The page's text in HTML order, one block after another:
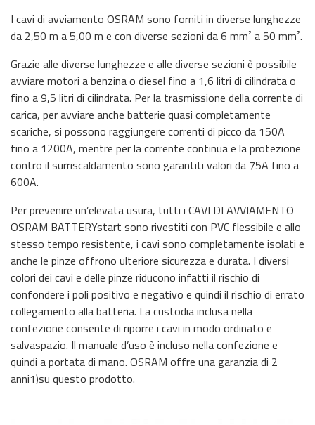
I cavi di avviamento OSRAM sono forniti in diverse lunghezze
da 2,50 m a 5,00 m e con diverse sezioni da 6 mm² a 50 mm².
Grazie alle diverse lunghezze e alle diverse sezioni è possibile
avviare motori a benzina o diesel fino a 1,6 litri di cilindrata o
fino a 9,5 litri di cilindrata. Per la trasmissione della corrente di
carica, per avviare anche batterie quasi completamente
scariche, si possono raggiungere correnti di picco da 150A
fino a 1200A, mentre per la corrente continua e la protezione
contro il surriscaldamento sono garantiti valori da 75A fino a
600A.
Per prevenire un’elevata usura, tutti i CAVI DI AVVIAMENTO
OSRAM BATTERYstart sono rivestiti con PVC flessibile e allo
stesso tempo resistente, i cavi sono completamente isolati e
anche le pinze offrono ulteriore sicurezza e durata. I diversi
colori dei cavi e delle pinze riducono infatti il rischio di
confondere i poli positivo e negativo e quindi il rischio di errato
collegamento alla batteria. La custodia inclusa nella
confezione consente di riporre i cavi in modo ordinato e
salvaspazio. Il manuale d’uso è incluso nella confezione e
quindi a portata di mano. OSRAM offre una garanzia di 2
anni1)su questo prodotto.